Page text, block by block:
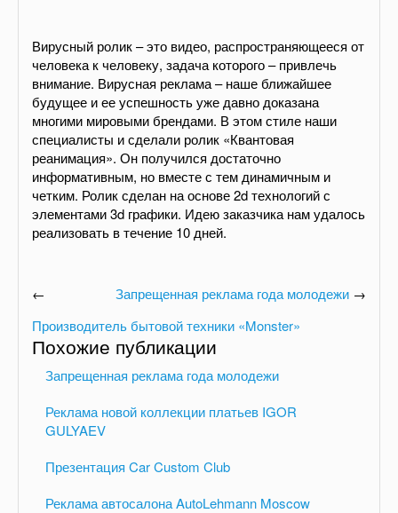
Вирусный ролик – это видео, распространяющееся от
человека к человеку, задача которого – привлечь
внимание. Вирусная реклама – наше ближайшее
будущее и ее успешность уже давно доказана
многими мировыми брендами. В этом стиле наши
специалисты и сделали ролик «Квантовая
реанимация». Он получился достаточно
информативным, но вместе с тем динамичным и
четким. Ролик сделан на основе 2d технологий с
элементами 3d графики. Идею заказчика нам удалось
реализовать в течение 10 дней.
Запрещенная реклама года молодежи →
←
Производитель бытовой техники «Monster»
Похожие публикации
Запрещенная реклама года молодежи
Реклама новой коллекции платьев IGOR
GULYAEV
Презентация Car Custom Club
Реклама автосалона AutoLehmann Moscow